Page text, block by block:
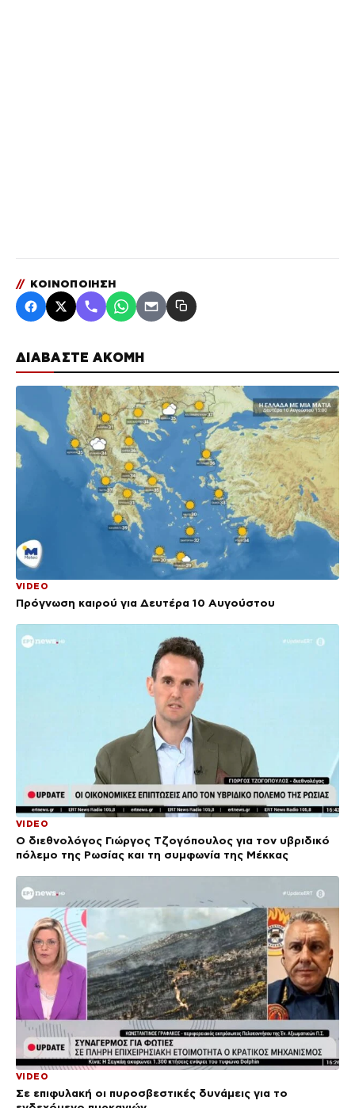
ΔΙΑΒΑΣΤΕ ΑΚΟΜΗ
VIDEO
Πρόγνωση καιρού για Δευτέρα 10 Αυγούστου
VIDEO
Ο διεθνολόγος Γιώργος Τζογόπουλος για τον υβριδικό
πόλεμο της Ρωσίας και τη συμφωνία της Μέκκας
VIDEO
Σε επιφυλακή οι πυροσβεστικές δυνάμεις για το
// ΚΟΙΝΟΠΟΙΗΣΗ